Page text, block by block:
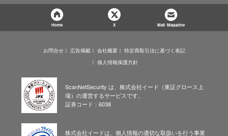
Home X Mail Magazine
お問合せ 広告掲載 会社概要
特定商取引法に基づく表記
個人情報保護方針
ScanNetSecurity は、株式会社イード（東証グロース上
場）の運営するサービスです。
証券コード：6038
株式会社イードは、個人情報の適切な取扱いを行う事業